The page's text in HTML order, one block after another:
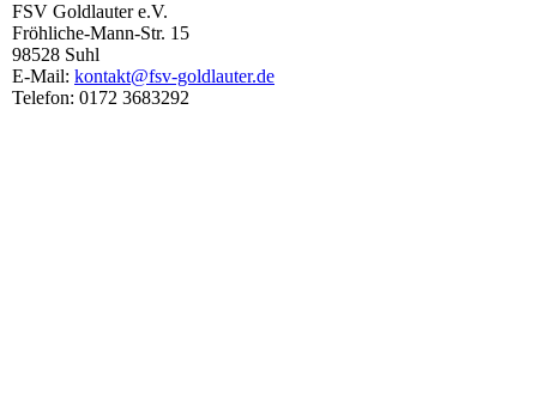
FSV Goldlauter e.V.
Fröhliche-Mann-Str. 15
98528 Suhl
E-Mail: kontakt@fsv-goldlauter.de
Telefon: 0172 3683292